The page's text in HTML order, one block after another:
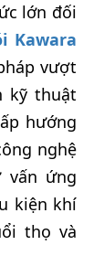
lớn đối
Kawara
vượt
kỹ thuật
hướng
nghệ
vấn ứng
kiện khí
thọ và